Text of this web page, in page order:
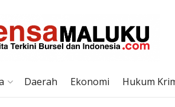
Daerah Ekonomi Hukum